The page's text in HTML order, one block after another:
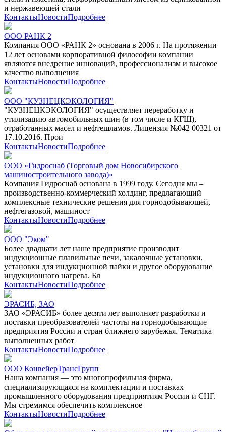
и нержавеющей стали
КонтактыНовостиПодробнее
ООО РАНК 2
Компания ООО «РАНК 2» основана в 2006 г. На протяжении
12 лет основами корпоративной философии компании
являются внедрение инноваций, профессионализм и высокое
качество выполнения
КонтактыНовостиПодробнее
ООО "КУЗНЕЦКЭКОЛОГИЯ"
"КУЗНЕЦКЭКОЛОГИЯ" осуществляет переработку и
утилизацию автомобильных шин (в том числе и КГШ),
отработанных масел и нефтешламов. Лицензия №042 00321 от
17.10.2016. Прои
КонтактыНовостиПодробнее
ООО «Гидроснаб (Торговый дом Новосибирского
машиностроительного завода)»
Компания Гидроснаб основана в 1999 году. Сегодня мы –
производственно-коммерческий холдинг, предлагающий
комплексные технические решения для горнодобывающей,
нефтегазовой, машиност
КонтактыНовостиПодробнее
ООО "Эком"
Более двадцати лет наше предприятие производит
индукционные плавильные печи, закалочные установки,
установки для индукционной пайки и другое оборудование
индукционного нагрева. Бл
КонтактыНовостиПодробнее
ЭРАСИБ, ЗАО
ЗАО «ЭРАСИБ» более десяти лет выполняет разработки и
поставки преобразователей частоты на горнодобывающие
предприятия России и стран ближнего зарубежья. Тематика
выполненных работ
КонтактыНовостиПодробнее
ООО КонвейерТрансГрупп
Наша компания — это многопрофильная фирма,
специализирующаяся на комплектации и поставках
промышленного оборудования предприятиям России и СНГ.
Мы стремимся обеспечить комплексное
КонтактыНовостиПодробнее